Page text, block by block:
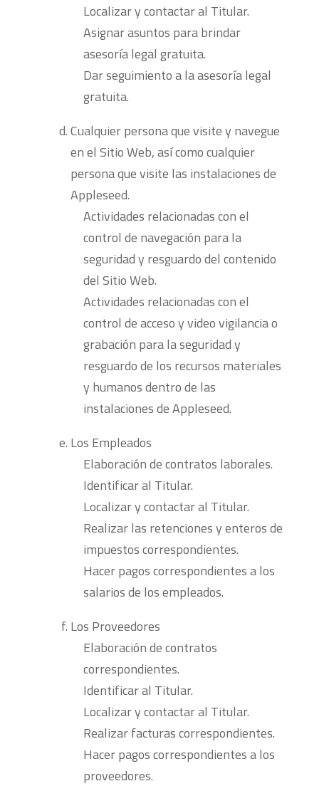
Localizar y contactar al Titular.
Asignar asuntos para brindar
asesoría legal gratuita.
Dar seguimiento a la asesoría legal
gratuita.
Cualquier persona que visite y navegue
en el Sitio Web, así como cualquier
persona que visite las instalaciones de
Appleseed.
Actividades relacionadas con el
control de navegación para la
seguridad y resguardo del contenido
del Sitio Web.
Actividades relacionadas con el
control de acceso y video vigilancia o
grabación para la seguridad y
resguardo de los recursos materiales
y humanos dentro de las
instalaciones de Appleseed.
Los Empleados
Elaboración de contratos laborales.
Identificar al Titular.
Localizar y contactar al Titular.
Realizar las retenciones y enteros de
impuestos correspondientes.
Hacer pagos correspondientes a los
salarios de los empleados.
Los Proveedores
Elaboración de contratos
correspondientes.
Identificar al Titular.
Localizar y contactar al Titular.
Realizar facturas correspondientes.
Hacer pagos correspondientes a los
proveedores.